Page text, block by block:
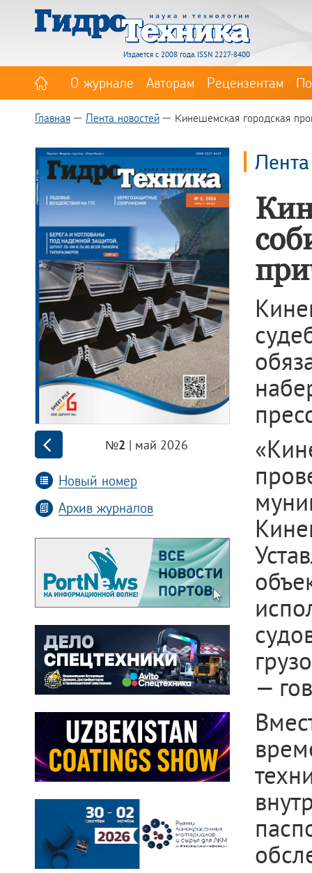
Издается с 2008 года. ISSN 2227-8400
О журнале Авторам Рецензентам
Главная Лента новостей Кинешемская городская
№2 | май 2026
Новый номер
Архив журналов
—